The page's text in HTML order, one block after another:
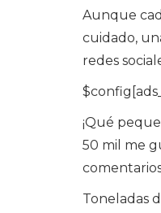
Aunque
cuidado,
redes
¡Qué
50 mil me
Toneladas